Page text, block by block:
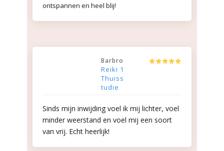
ontspannen en heel blij!
Barbro
Reiki 1
Thuiss
tudie
Sinds mijn inwijding voel ik mij lichter, voel
minder weerstand en voel mij een soort
van vrij. Echt heerlijk!